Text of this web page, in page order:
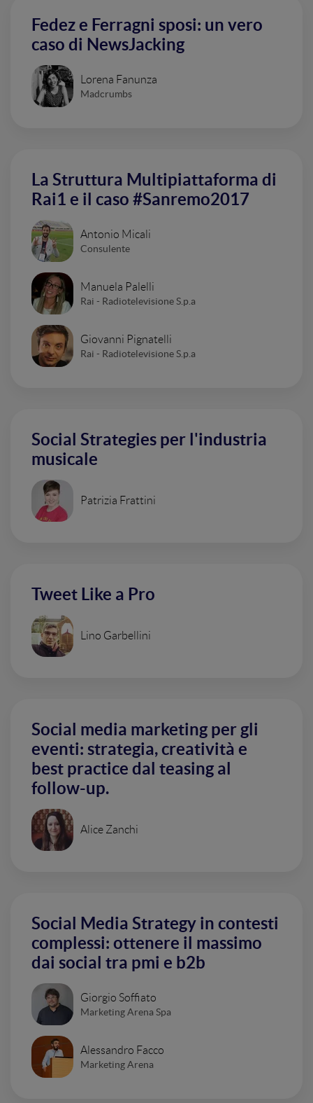
Fedez e Ferragni sposi: un vero
caso di NewsJacking
Lorena Fanunza
Madcrumbs
La Struttura Multipiattaforma di
Rai1 e il caso #Sanremo2017
Antonio Micali
Consulente
Manuela Palelli
Rai - Radiotelevisione S.p.a
Giovanni Pignatelli
Rai - Radiotelevisione S.p.a
Social Strategies per l'industria
musicale
Patrizia Frattini
Tweet Like a Pro
Lino Garbellini
Social media marketing per gli
eventi: strategia, creatività e
best practice dal teasing al
follow-up.
Alice Zanchi
Social Media Strategy in contesti
complessi: ottenere il massimo
dai social tra pmi e b2b
Giorgio Soffiato
Marketing Arena Spa
Alessandro Facco
Marketing Arena